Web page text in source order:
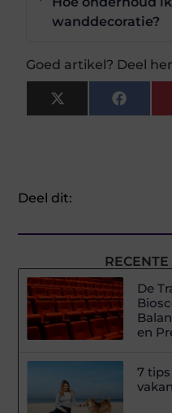
wanddecoratie?
Goed artikel? Deel
X
(Twitter)
Deel dit:
De
en
7